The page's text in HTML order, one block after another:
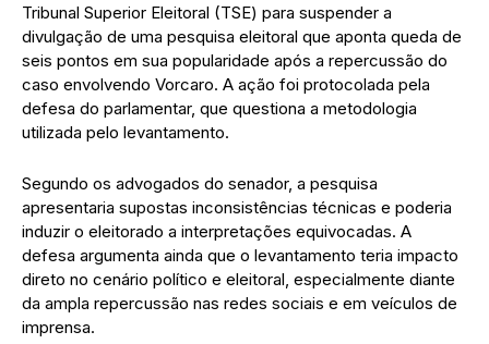
Tribunal Superior Eleitoral (TSE) para suspender a
divulgação de uma pesquisa eleitoral que aponta queda de
seis pontos em sua popularidade após a repercussão do
caso envolvendo Vorcaro. A ação foi protocolada pela
defesa do parlamentar, que questiona a metodologia
utilizada pelo levantamento.
Segundo os advogados do senador, a pesquisa
apresentaria supostas inconsistências técnicas e poderia
induzir o eleitorado a interpretações equivocadas. A
defesa argumenta ainda que o levantamento teria impacto
direto no cenário político e eleitoral, especialmente diante
da ampla repercussão nas redes sociais e em veículos de
imprensa.